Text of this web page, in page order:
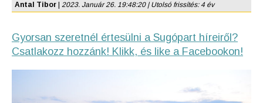
Antal Tibor 2023. Január 26. 19:48:20 | Utolsó frissítés: 4 év
Gyorsan szeretnél értesülni a Sugópart híreiről?
Csatlakozz hozzánk! Klikk, és like a Facebookon!